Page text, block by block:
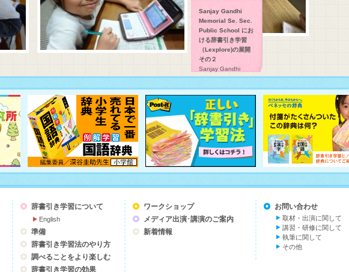
Sanjay Gandhi
Memorial Se. Sec.
Public School にお
ける辞書引き学習
（Lexplore)の展開
その２
Sanjay Gandhi
Memorial Se. Sec.
Public School にお
ける辞書引き学習
（Lexplore)の展開で
す。
辞書引き学習について
English
準備
辞書引き学習法のやり方
調べることをより楽しむ
辞書引き学習の効果
ワークショップ
メディア出演･講演のご案内
新着情報
お問い合わせ
取材・出演に関して
講習・研修に関して
執筆に関して
その他